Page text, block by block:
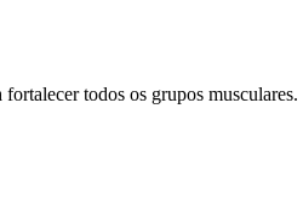
todos os grupos musculares.